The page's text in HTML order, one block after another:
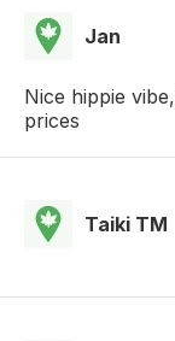
Jan
Nice hippie
prices
Taiki TM